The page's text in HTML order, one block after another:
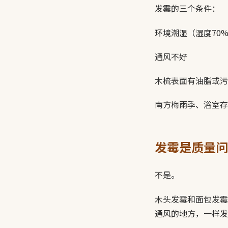
发霉的三个条件：
环境潮湿（湿度
通风不好
木梳表面有油脂或
南方梅雨季、浴室
发霉是质量
不是。
木头发霉和面包发
通风的地方，一样